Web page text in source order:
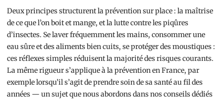
Deux principes structurent la prévention sur place : la maîtrise
de ce que l’on boit et mange, et la lutte contre les piqûres
d’insectes. Se laver fréquemment les mains, consommer une
eau sûre et des aliments bien cuits, se protéger des moustiques :
ces réflexes simples réduisent la majorité des risques courants.
La même rigueur s’applique à la prévention en France, par
exemple lorsqu’il s’agit de prendre soin de sa santé au fil des
années — un sujet que nous abordons dans nos conseils dédiés